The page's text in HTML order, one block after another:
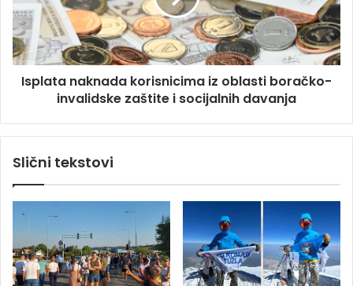
s
p
l
o
e
a
l
t
a
n
a
k
n
i
c
Isplata naknada korisnicima iz oblasti boračko-
invalidske zaštite i socijalnih davanja
Slični tekstovi